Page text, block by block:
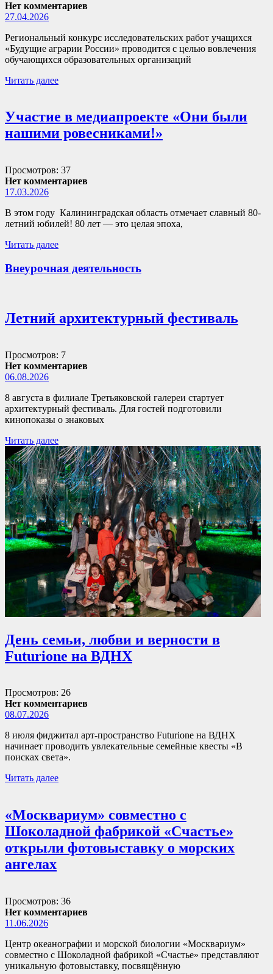
Нет комментариев
27.04.2026
Региональный конкурс исследовательских работ учащихся
«Будущие аграрии России» проводится с целью вовлечения
обучающихся образовательных организаций
Читать далее
Участие в медиапроекте «Они были
нашими ровесниками!»
Просмотров: 37
Нет комментариев
17.03.2026
В этом году Калининградская область отмечает славный 80-
летний юбилей! 80 лет — это целая эпоха,
Читать далее
Внеурочная деятельность
Летний архитектурный фестиваль
Просмотров: 7
Нет комментариев
06.08.2026
8 августа в филиале Третьяковской галереи стартует
архитектурный фестиваль. Для гостей подготовили
кинопоказы о знаковых
Читать далее
День семьи, любви и верности в
Futurione на ВДНХ
Просмотров: 26
Нет комментариев
08.07.2026
8 июля фиджитал арт-пространство Futurione на ВДНХ
начинает проводить увлекательные семейные квесты «В
поисках света».
Читать далее
«Москвариум» совместно с
Шоколадной фабрикой «Счастье»
открыли фотовыставку о морских
ангелах
Просмотров: 36
Нет комментариев
11.06.2026
Центр океанографии и морской биологии «Москвариум»
совместно с Шоколадной фабрикой «Счастье» представляют
уникальную фотовыставку, посвящённую